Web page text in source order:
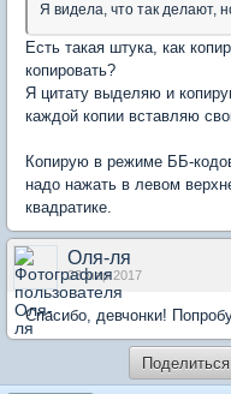
Я видела, что так делают,
Есть такая штука, как
копировать?
Я цитату выделяю и
каждой копии вставляю
Копирую в режиме ББ-
надо нажать в левом
квадратике.
Оля-ля
23 мар 2017
Спасибо, девчонки!
Поделиться